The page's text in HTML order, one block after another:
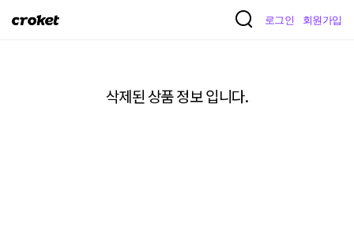
크
로그인 회원가입
삭제된 상품 정보 입니다.